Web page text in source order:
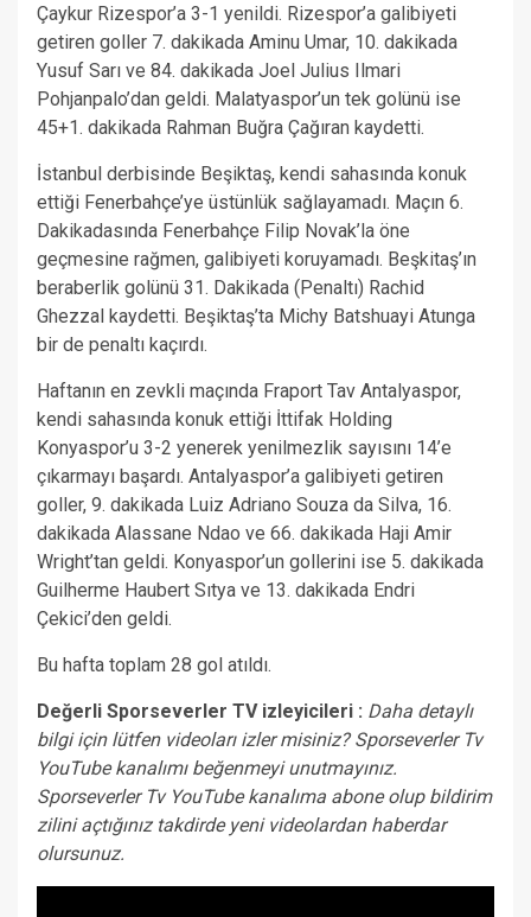
Çaykur Rizespor’a 3-1 yenildi. Rizespor’a galibiyeti
getiren goller 7. dakikada Aminu Umar, 10. dakikada
Yusuf Sarı ve 84. dakikada Joel Julius Ilmari
Pohjanpalo’dan geldi. Malatyaspor’un tek golünü ise
45+1. dakikada Rahman Buğra Çağıran kaydetti.
İstanbul derbisinde Beşiktaş, kendi sahasında konuk
ettiği Fenerbahçe’ye üstünlük sağlayamadı. Maçın 6.
Dakikadasında Fenerbahçe Filip Novak’la öne
geçmesine rağmen, galibiyeti koruyamadı. Beşkitaş’ın
beraberlik golünü 31. Dakikada (Penaltı) Rachid
Ghezzal kaydetti. Beşiktaş’ta Michy Batshuayi Atunga
bir de penaltı kaçırdı.
Haftanın en zevkli maçında Fraport Tav Antalyaspor,
kendi sahasında konuk ettiği İttifak Holding
Konyaspor’u 3-2 yenerek yenilmezlik sayısını 14’e
çıkarmayı başardı. Antalyaspor’a galibiyeti getiren
goller, 9. dakikada Luiz Adriano Souza da Silva, 16.
dakikada Alassane Ndao ve 66. dakikada Haji Amir
Wright’tan geldi. Konyaspor’un gollerini ise 5. dakikada
Guilherme Haubert Sıtya ve 13. dakikada Endri
Çekici’den geldi.
Bu hafta toplam 28 gol atıldı.
Değerli Sporseverler TV izleyicileri : Daha detaylı
bilgi için lütfen videoları izler misiniz? Sporseverler Tv
YouTube kanalımı beğenmeyi unutmayınız.
Sporseverler Tv YouTube kanalıma abone olup bildirim
zilini açtığınız takdirde yeni videolardan haberdar
olursunuz.